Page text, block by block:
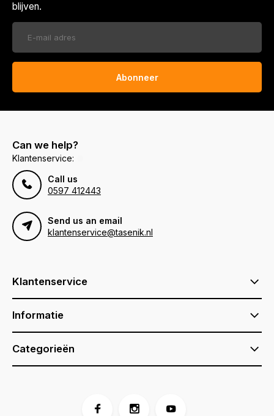
blijven.
Abonneer
Can we help?
Klantenservice:
Call us
0597 412443
Send us an email
klantenservice@tasenik.nl
Klantenservice
Informatie
Categorieën